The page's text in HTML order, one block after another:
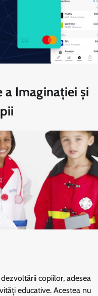
a Imaginației și
copiilor, adesea
educative. Acestea nu